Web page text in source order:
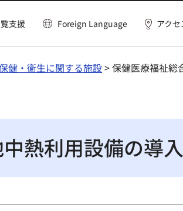
支援 Foreign Language アク
健・衛生に関する施設> 保健医療福祉
熱利用設備の導